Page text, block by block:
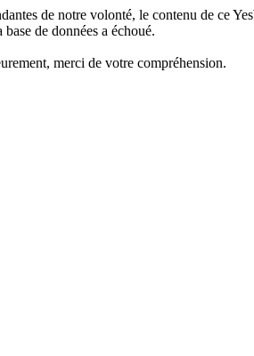
de notre volonté, le contenu de ce
de données a échoué.
merci de votre compréhension.